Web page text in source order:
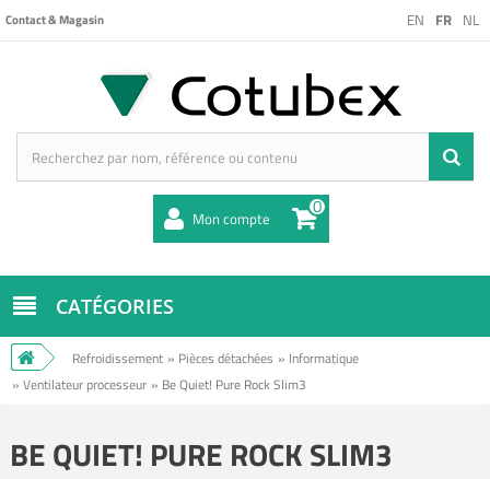
EN FR NL
Contact & Magasin
Mon compte 0
CATÉGORIES
Refroidissement » Pièces détachées » Informatique
» Ventilateur processeur » Be Quiet! Pure Rock Slim3
BE QUIET! PURE ROCK SLIM3